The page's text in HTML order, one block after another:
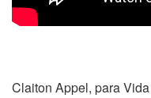
Claiton Appel, para